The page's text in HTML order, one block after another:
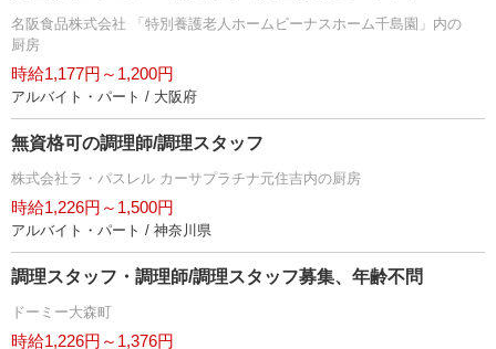
名阪食品株式会社 「特別養護老人ホームビーナスホーム千島園」内の
厨房
時給1,177円～1,200円
アルバイト・パート / 大阪府
無資格可の調理師/調理スタッフ
株式会社ラ・パスレル カーサプラチナ元住吉内の厨房
時給1,226円～1,500円
アルバイト・パート / 神奈川県
調理スタッフ・調理師/調理スタッフ募集、年齢不問
ドーミー大森町
時給1,226円～1,376円